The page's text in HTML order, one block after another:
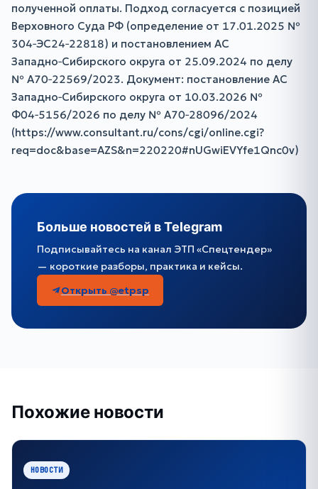
полученной оплаты. Подход согласуется с позицией
Верховного Суда РФ (определение от 17.01.2025 №
304‑ЭС24‑22818) и постановлением АС
Западно‑Сибирского округа от 25.09.2024 по делу
№ А70‑22569/2023. Документ: постановление АС
Западно‑Сибирского округа от 10.03.2026 №
Ф04‑5156/2026 по делу № А70‑28096/2024
(https://www.consultant.ru/cons/cgi/online.cgi?
req=doc&base=AZS&n=220220#nUGwiEVYfe1Qnc0v)
Больше новостей в Telegram
Подписывайтесь на канал ЭТП «Спецтендер»
— короткие разборы, практика и кейсы.
Открыть @etpsp
Похожие новости
НОВОСТИ